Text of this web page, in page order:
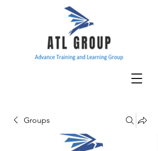
Groups